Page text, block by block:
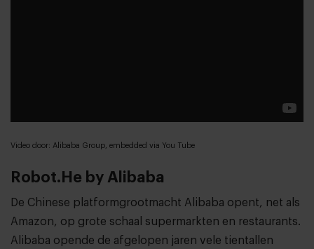
Video door: Alibaba Group, embedded via You Tube
Robot.He by Alibaba
De Chinese platformgrootmacht Alibaba opent, net als
Amazon, op grote schaal supermarkten en restaurants.
Alibaba opende de afgelopen jaren vele tientallen